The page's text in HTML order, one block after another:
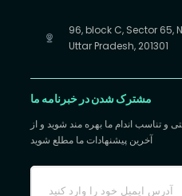
96, block C, Sector 65,
Uttar Pradesh, 201301
مشترک شدن در خبرنامه ما
و تناسب اندام ما بهره مند شوید و از
آخرین پیشنهادات ما مطلع شوید